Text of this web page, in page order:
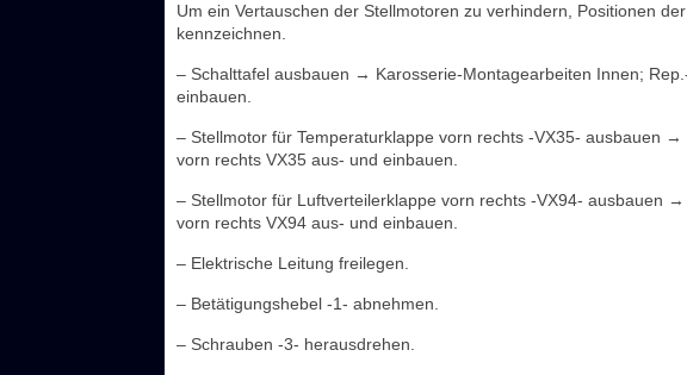
Um ein Vertauschen der Stellmotoren zu verhindern, Positionen
kennzeichnen.
– Schalttafel ausbauen → Karosserie-Montagearbeiten Innen;
einbauen.
– Stellmotor für Temperaturklappe vorn rechts -VX35- ausbauen
vorn rechts VX35 aus- und einbauen.
– Stellmotor für Luftverteilerklappe vorn rechts -VX94- ausbauen
vorn rechts VX94 aus- und einbauen.
– Elektrische Leitung freilegen.
– Betätigungshebel -1- abnehmen.
– Schrauben -3- herausdrehen.